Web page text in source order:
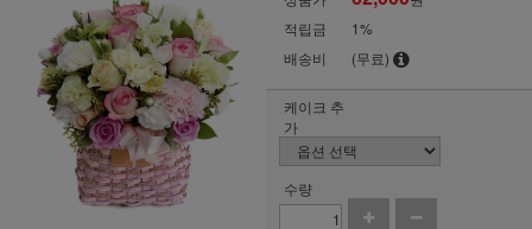
적립금
1%
배송비
(무료)
케이크 추
가
수량